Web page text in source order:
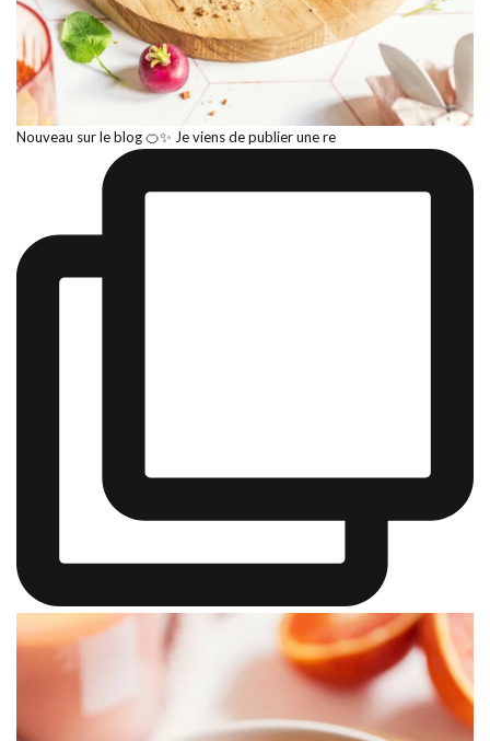
Nouveau sur le blog 🍊✨ Je viens de publier une re